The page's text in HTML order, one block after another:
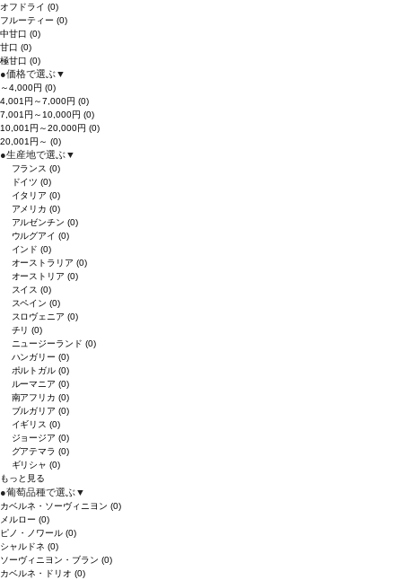
オフドライ (0)
フルーティー (0)
中甘口 (0)
甘口 (0)
極甘口 (0)
●価格で選ぶ▼
～4,000円 (0)
4,001円～7,000円 (0)
7,001円～10,000円 (0)
10,001円～20,000円 (0)
20,001円～ (0)
●生産地で選ぶ▼
フランス(0)
ドイツ(0)
イタリア(0)
アメリカ(0)
アルゼンチン(0)
ウルグアイ(0)
インド(0)
オーストラリア(0)
オーストリア(0)
スイス(0)
スペイン(0)
スロヴェニア(0)
チリ(0)
ニュージーランド(0)
ハンガリー(0)
ポルトガル(0)
ルーマニア(0)
南アフリカ(0)
ブルガリア(0)
イギリス(0)
ジョージア(0)
グアテマラ(0)
ギリシャ(0)
もっと見る
●葡萄品種で選ぶ▼
カベルネ・ソーヴィニヨン (0)
メルロー (0)
ピノ・ノワール (0)
シャルドネ (0)
ソーヴィニヨン・ブラン (0)
カベルネ・ドリオ (0)